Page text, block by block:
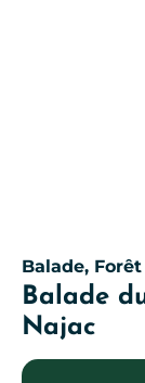
Balade, Forêt
Balade
Najac